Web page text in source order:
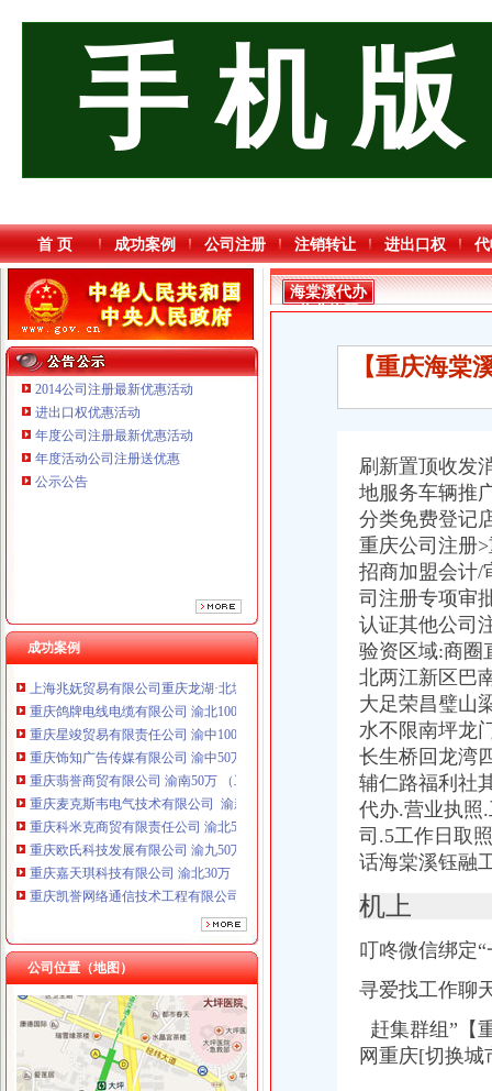
手 机 版
首 页 成功案例 公司注册 注销转让 进出口权
2014公司注册最新优惠活动
进出口权优惠活动
年度公司注册最新优惠活动
年度活动公司注册送优惠
公示公告
成功案例
重庆鸽牌电线电缆有限公司 渝北10010万 (进出口权)
重庆星竣贸易有限责任公司 渝中100万 （进出口权）
重庆饰知广告传媒有限公司 渝中50万 （工商注册）
重庆嘉天琪科技有限公司 渝北30万 （工商注册）
重庆凯誉网络通信技术工程有限公司 渝中300万 （工商变更）
重庆佳技维科技发展有限公司 渝南100万 （进出口权）
上海兆妩贸易有限公司重庆龙湖·北城天街分公司 （工商注册）
重庆鸽牌电线电缆有限公司 渝北10010万 (进出口权)
重庆星竣贸易有限责任公司 渝中100万 （进出口权）
重庆饰知广告传媒有限公司 渝中50万 （工商注册）
重庆翡誉商贸有限公司 渝南50万 （工商注册）
重庆麦克斯韦电气技术有限公司 渝新 （工商注册）
重庆科米克商贸有限责任公司 渝北50万 （工商注册）
重庆欧氏科技发展有限公司 渝九50万 （进出口权）
重庆嘉天琪科技有限公司 渝北30万 （工商注册）
重庆凯誉网络通信技术工程有限公司 渝中300万 （工商变更）
重庆佳技维科技发展有限公司 渝南100万 （进出口权）
上海兆妩贸易有限公司重庆龙湖·北城天街分公司 （工商注册）
公司位置（地图）
海棠溪代办营业执照
重庆求谷科技有限公司
海棠溪代办
营业执照
【重庆海棠
刷新置顶收发
地服务车辆推
分类免费登记
重庆公司注册
招商加盟会计/
司注册专项审
认证其他公司
验资区域:商圈
北两江新区巴
大足荣昌璧山
水不限南坪龙
长生桥回龙湾
辅仁路福利社
代办.营业执照
司.5工作日取
话海棠溪钰融
机上
叮咚微信绑定“
寻爱找工作聊
赶集群组”【
网重庆[切换